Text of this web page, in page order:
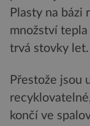
Plasty na bázi
množství
trvá stovky let.
Přestože jsou
končí ve